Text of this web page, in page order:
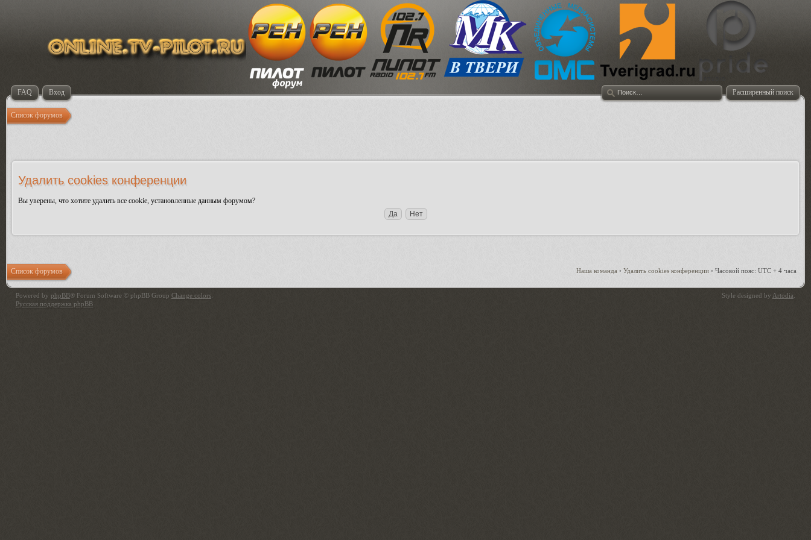
Расширенный поиск
FAQ Вход
Список форумов
Удалить cookies конференции
Вы уверены, что хотите удалить все cookie, установленные данным форумом?
Наша команда • Удалить cookies конференции • Часовой пояс: UTC + 4 часа
Список форумов
Powered by phpBB® Forum Software © phpBB Group Change colors
Русская поддержка phpBB
Style designed by Artodia